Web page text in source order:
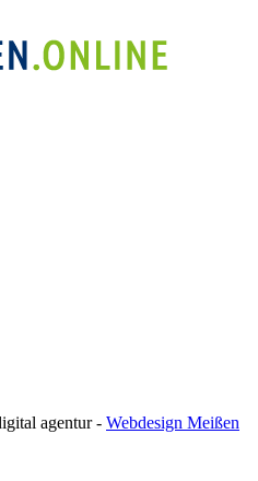
agentur - Webdesign Meißen